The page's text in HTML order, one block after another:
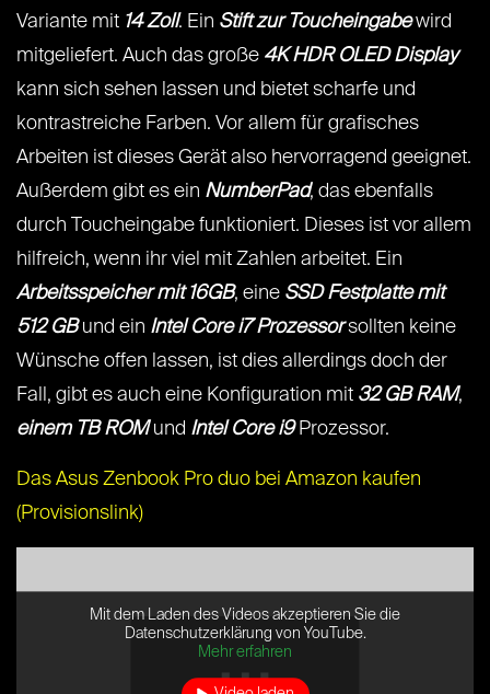
Variante mit 14 Zoll. Ein Stift zur Toucheingabewird
mitgeliefert. Auch das große 4K HDR OLED Display
kann sich sehen lassen und bietet scharfe und
kontrastreiche Farben. Vor allem für grafisches
Arbeiten ist dieses Gerät also hervorragend geeignet.
Außerdem gibt es ein NumberPad, das ebenfalls
durch Toucheingabe funktioniert. Dieses ist vor allem
hilfreich, wenn ihr viel mit Zahlen arbeitet. Ein
Arbeitsspeicher mit 16GB, eine SSD Festplatte mit
512 GBund ein Intel Core i7 Prozessorsollten keine
Wünsche offen lassen, ist dies allerdings doch der
Fall, gibt es auch eine Konfiguration mit 32 GB RAM,
einem TB ROMund Intel Core i9Prozessor.
Das Asus Zenbook Pro duo bei Amazon kaufen
(Provisionslink)
Mit dem Laden des Videos akzeptieren Sie die
Datenschutzerklärung von YouTube.
Mehr erfahren